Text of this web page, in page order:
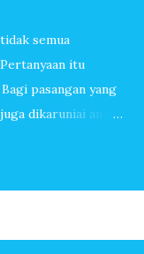
semua
itu
pasangan yang
dikaruniai anak,
canda tawa
sekali alasan
mengapa